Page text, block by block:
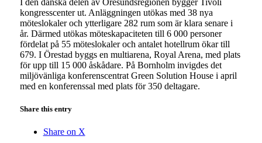
kongresscenter ut. Anläggningen utökas med 38 nya
möteslokaler och ytterligare 282 rum som är klara senare i
år. Därmed utökas möteskapaciteten till 6 000 personer
fördelat på 55 möteslokaler och antalet hotellrum ökar till
679. I Örestad byggs en multiarena, Royal Arena, med plats
för upp till 15 000 åskådare. På Bornholm invigdes det
miljövänliga konferenscentrat Green Solution House i april
med en konferenssal med plats för 350 deltagare.
Share this entry
Share on X